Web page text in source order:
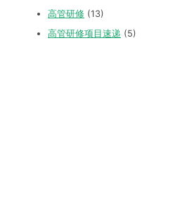
高管研修 (13)
高管研修项目速递 (5)